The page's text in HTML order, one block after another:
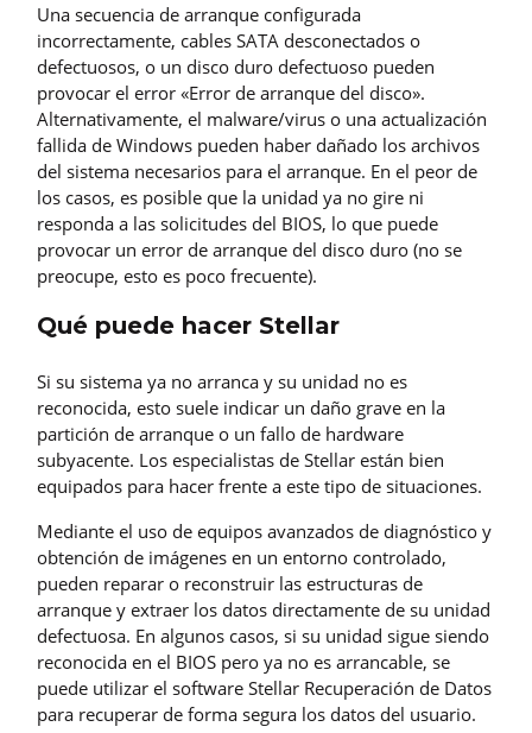
Una secuencia de arranque configurada
incorrectamente, cables SATA desconectados o
defectuosos, o un disco duro defectuoso pueden
provocar el error «Error de arranque del disco».
Alternativamente, el malware/virus o una actualización
fallida de Windows pueden haber dañado los archivos
del sistema necesarios para el arranque. En el peor de
los casos, es posible que la unidad ya no gire ni
responda a las solicitudes del BIOS, lo que puede
provocar un error de arranque del disco duro (no se
preocupe, esto es poco frecuente).
Qué puede hacer Stellar
Si su sistema ya no arranca y su unidad no es
reconocida, esto suele indicar un daño grave en la
partición de arranque o un fallo de hardware
subyacente. Los especialistas de Stellar están bien
equipados para hacer frente a este tipo de situaciones.
Mediante el uso de equipos avanzados de diagnóstico y
obtención de imágenes en un entorno controlado,
pueden reparar o reconstruir las estructuras de
arranque y extraer los datos directamente de su unidad
defectuosa. En algunos casos, si su unidad sigue siendo
reconocida en el BIOS pero ya no es arrancable, se
puede utilizar el software Stellar Recuperación de Datos
para recuperar de forma segura los datos del usuario.